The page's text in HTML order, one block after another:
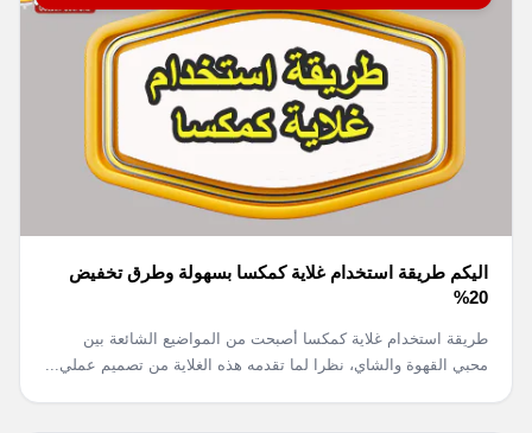
اليكم طريقة استخدام غلاية كمكسا بسهولة وطرق تخفيض
20%
طريقة استخدام غلاية كمكسا أصبحت من المواضيع الشائعة بين
محبي القهوة والشاي، نظرا لما تقدمه هذه الغلاية من تصميم عملي...